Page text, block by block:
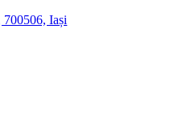
Iași